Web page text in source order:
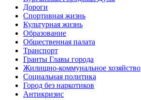
Дороги
Спортивная жизнь
Культурная жизнь
Образование
Общественная палата
Транспорт
Гранты Главы города
Жилищно-коммунальное хозяйство
Социальная политика
Город без наркотиков
Антикризис